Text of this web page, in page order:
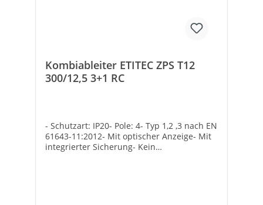
Kombiableiter ETITEC ZPS T12
300/12,5 3+1 RC
- Schutzart: IP20- Pole: 4- Typ 1,2 ,3 nach EN
61643-11:2012- Mit optischer Anzeige- Mit
integrierter Sicherung- Kein